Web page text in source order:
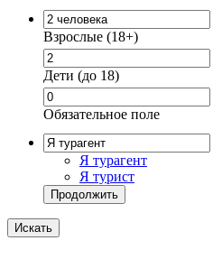
Взрослые (18+)
Дети (до 18)
Обязательное поле
Я турагент
Я турист
Продолжить
Искать